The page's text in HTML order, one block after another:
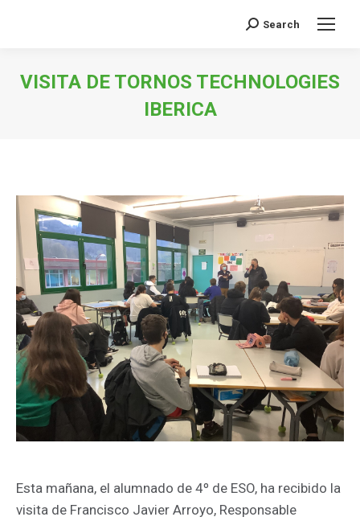
Buscar:
Search
VISITA DE TORNOS TECHNOLOGIES
IBERICA
Esta mañana, el alumnado de 4º de ESO, ha recibido la
visita de Francisco Javier Arroyo, Responsable